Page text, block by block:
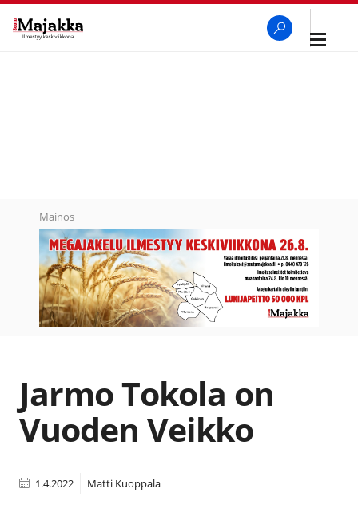
Avaa
Mainos
Jarmo Tokola on
Vuoden Veikko
1.4.2022 Matti Kuoppala